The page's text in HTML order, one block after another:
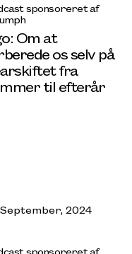
sponsoreret af
Om at
os selv på
fra
til efterår
2024
sponsoreret af